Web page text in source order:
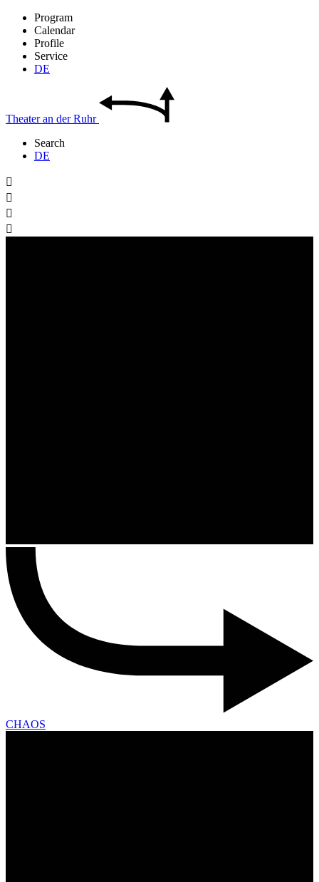
Program
Calendar
Profile
Service
DE
Theateran derRuhr
Search
DE




CHAOS